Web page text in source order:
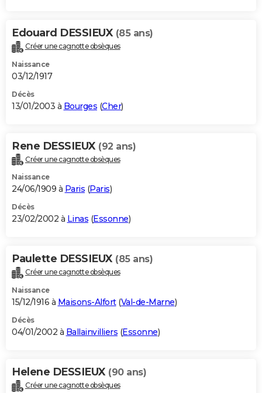
Edouard DESSIEUX (85 ans)
Créer une cagnotte obsèques
Naissance
03/12/1917
Décès
13/01/2003 à Bourges (Cher)
Rene DESSIEUX (92 ans)
Créer une cagnotte obsèques
Naissance
24/06/1909 à Paris (Paris)
Décès
23/02/2002 à Linas (Essonne)
Paulette DESSIEUX (85 ans)
Créer une cagnotte obsèques
Naissance
15/12/1916 à Maisons-Alfort(Val-de-Marne)
Décès
04/01/2002 à Ballainvilliers (Essonne)
Helene DESSIEUX (90 ans)
Créer une cagnotte obsèques